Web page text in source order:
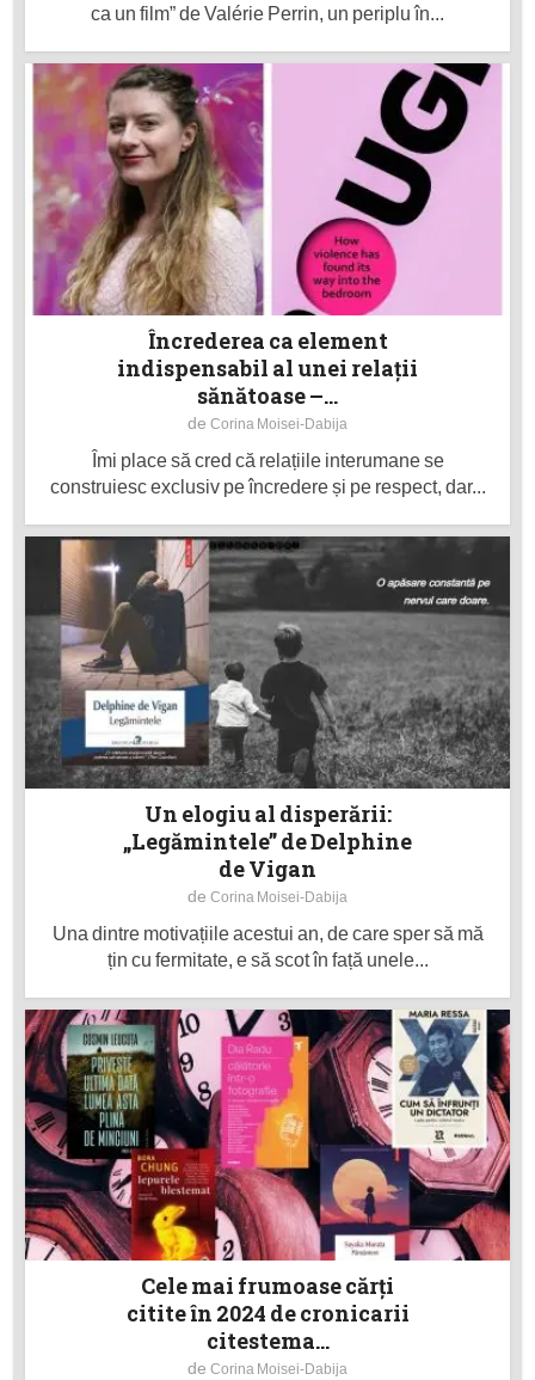
ca un film” de Valérie Perrin, un periplu în...
Încrederea ca element
indispensabil al unei relații
sănătoase –...
de Corina Moisei-Dabija
Îmi place să cred că relațiile interumane se
construiesc exclusiv pe încredere și pe respect, dar...
Un elogiu al disperării:
„Legămintele” de Delphine
de Vigan
de Corina Moisei-Dabija
Una dintre motivațiile acestui an, de care sper să mă
țin cu fermitate, e să scot în față unele...
Cele mai frumoase cărți
citite în 2024 de cronicarii
citestema...
de Corina Moisei-Dabija